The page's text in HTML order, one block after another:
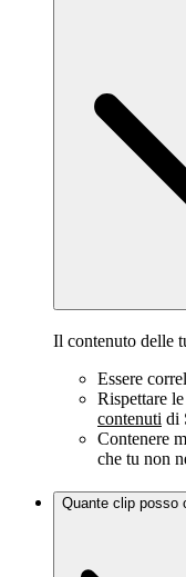
Il contenuto delle
Essere
Rispettare le
contenuti di
Contenere
che tu non
Quante clip posso